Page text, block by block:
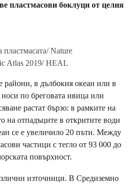
пластмасови боклуци от целия
пластмасата/ Nature
Atlas 2019/ HEAL
райони, в дълбокия океан или в
по бреговата ивица или
растат бързо: в рамките на
на отпадъците в откритите води
се е увеличило 20 пъти. Между
частици с тегло от 93 000 до
повърхност.
източници. В Средиземно